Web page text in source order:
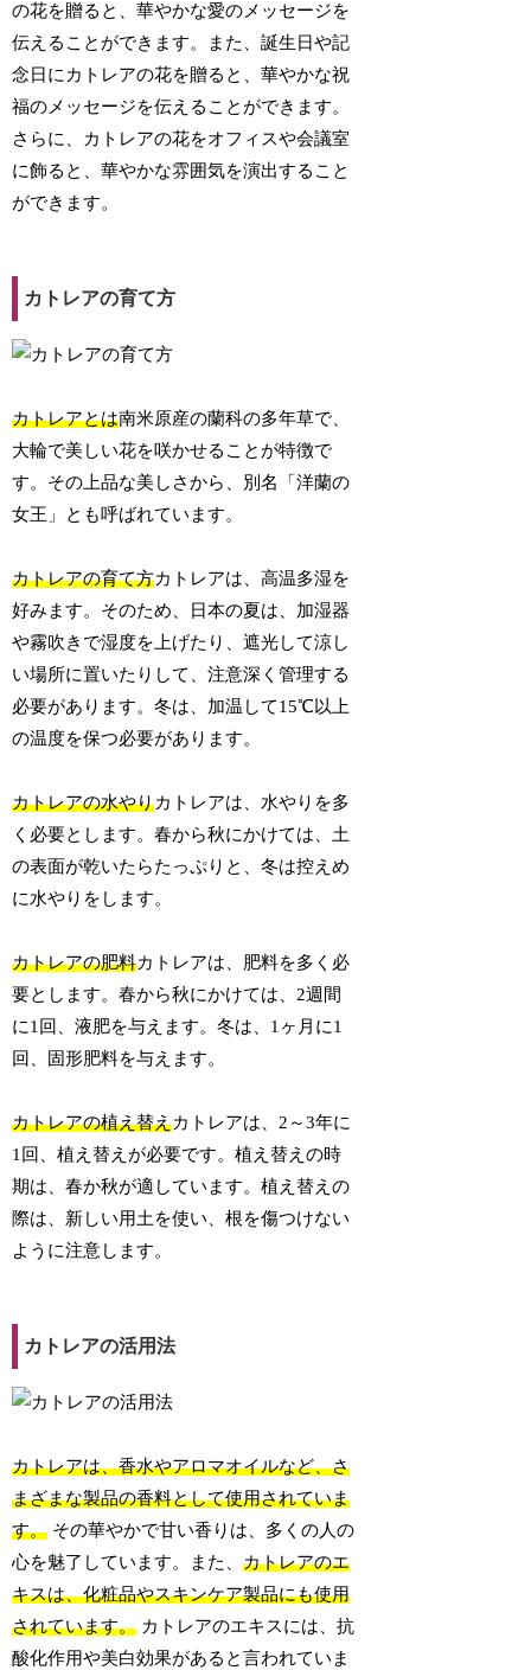
の花を贈ると、華やかな愛のメッセージを
伝えることができます。また、誕生日や記
念日にカトレアの花を贈ると、華やかな祝
福のメッセージを伝えることができます。
さらに、カトレアの花をオフィスや会議室
に飾ると、華やかな雰囲気を演出すること
ができます。
カトレアの育て方
カトレアとは南米原産の蘭科の多年草で、
大輪で美しい花を咲かせることが特徴で
す。その上品な美しさから、別名「洋蘭の
女王」とも呼ばれています。
カトレアの育て方カトレアは、高温多湿を
好みます。そのため、日本の夏は、加湿器
や霧吹きで湿度を上げたり、遮光して涼し
い場所に置いたりして、注意深く管理する
必要があります。冬は、加温して15℃以上
の温度を保つ必要があります。
カトレアの水やりカトレアは、水やりを多
く必要とします。春から秋にかけては、土
の表面が乾いたらたっぷりと、冬は控えめ
に水やりをします。
カトレアの肥料カトレアは、肥料を多く必
要とします。春から秋にかけては、2週間
に1回、液肥を与えます。冬は、1ヶ月に1
回、固形肥料を与えます。
カトレアの植え替えカトレアは、2～3年に
1回、植え替えが必要です。植え替えの時
期は、春か秋が適しています。植え替えの
際は、新しい用土を使い、根を傷つけない
ように注意します。
カトレアの活用法
カトレアは、香水やアロマオイルなど、さ
まざまな製品の香料として使用されていま
す。 その華やかで甘い香りは、多くの人の
心を魅了しています。また、カトレアのエ
キスは、化粧品やスキンケア製品にも使用
されています。 カトレアのエキスには、抗
酸化作用や美白効果があると言われていま